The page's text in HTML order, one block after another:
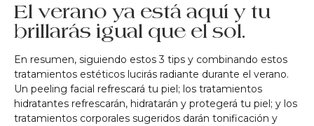
El verano ya está aquí y tu
brillarás igual que el sol.
En resumen, siguiendo estos 3 tips y combinando estos
tratamientos estéticos lucirás radiante durante el verano.
Un peeling facial refrescará tu piel; los tratamientos
hidratantes refrescarán, hidratarán y protegerá tu piel; y los
tratamientos corporales sugeridos darán tonificación y